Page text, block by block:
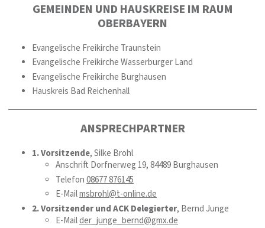
GEMEINDEN UND HAUSKREISE IM RAUM
OBERBAYERN
Evangelische Freikirche Traunstein
Evangelische Freikirche Wasserburger Land
Evangelische Freikirche Burghausen
Hauskreis Bad Reichenhall
ANSPRECHPARTNER
1. Vorsitzende, Silke Brohl
Anschrift Dorfnerweg 19, 84489 Burghausen
Telefon08677 876145
E-Mailmsbrohl@t-online.de
2. Vorsitzender und ACK Delegierter, Bernd Junge
E-Mailder_junge_bernd@gmx.de